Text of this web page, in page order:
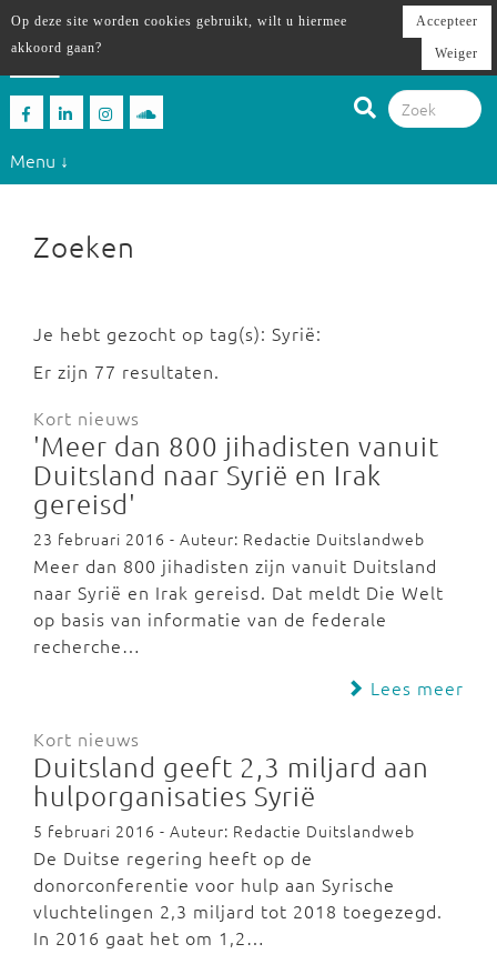
Menu ↓
Zoeken
Je hebt gezocht op tag(s): Syrië:
Er zijn 77 resultaten.
Kort nieuws
'Meer dan 800 jihadisten vanuit
Duitsland naar Syrië en Irak
gereisd'
23 februari 2016 - Auteur: Redactie Duitslandweb
Meer dan 800 jihadisten zijn vanuit Duitsland
naar Syrië en Irak gereisd. Dat meldt Die Welt
op basis van informatie van de federale
recherche…
Lees meer
Kort nieuws
Duitsland geeft 2,3 miljard aan
hulporganisaties Syrië
5 februari 2016 - Auteur: Redactie Duitslandweb
De Duitse regering heeft op de
donorconferentie voor hulp aan Syrische
vluchtelingen 2,3 miljard tot 2018 toegezegd.
In 2016 gaat het om 1,2…
Op deze site worden cookies gebruikt, wilt u hiermee
akkoord gaan?
Accepteer
Weiger